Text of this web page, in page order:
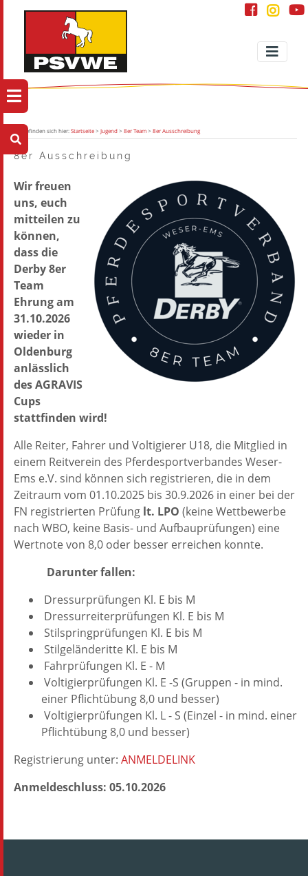
Sie befinden sich hier:Startseite> Jugend> 8er Team> 8er Ausschreibung
8er Ausschreibung
Wir freuen
uns, euch
mitteilen zu
können,
dass die
Derby 8er
Team
Ehrung am
31.10.2026
wieder in
Oldenburg
anlässlich
des AGRAVIS
Cups
stattfinden wird!
Alle Reiter, Fahrer und Voltigierer U18, die Mitglied in
einem Reitverein des Pferdesportverbandes Weser-
Ems e.V. sind können sich registrieren, die in dem
Zeitraum vom 01.10.2025 bis 30.9.2026 in einer bei der
FN registrierten Prüfung lt. LPO (keine Wettbewerbe
nach WBO, keine Basis- und Aufbauprüfungen) eine
Wertnote von 8,0 oder besser erreichen konnte.
Darunterfallen:
Dressurprüfungen Kl. E bis M
Dressurreiterprüfungen Kl. E bis M
Stilspringprüfungen Kl. E bis M
Stilgeländeritte Kl. E bis M
Fahrprüfungen Kl. E - M
Voltigierprüfungen Kl. E -S (Gruppen - in mind.
einer Pflichtübung 8,0 und besser)
Voltigierprüfungen Kl. L - S (Einzel - in mind. einer
Pflichtübung 8,0 und besser)
Registrierung unter: ANMELDELINK
Anmeldeschluss: 05.10.2026